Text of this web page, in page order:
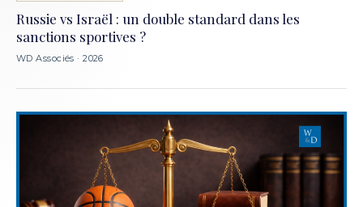
Russie vs Israël : un double standard dans les
sanctions sportives ?
WD Associés · 2026